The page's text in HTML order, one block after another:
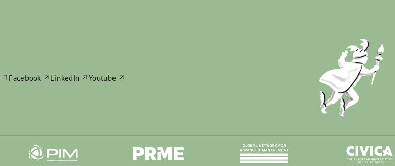
Facebook LinkedIn Youtube